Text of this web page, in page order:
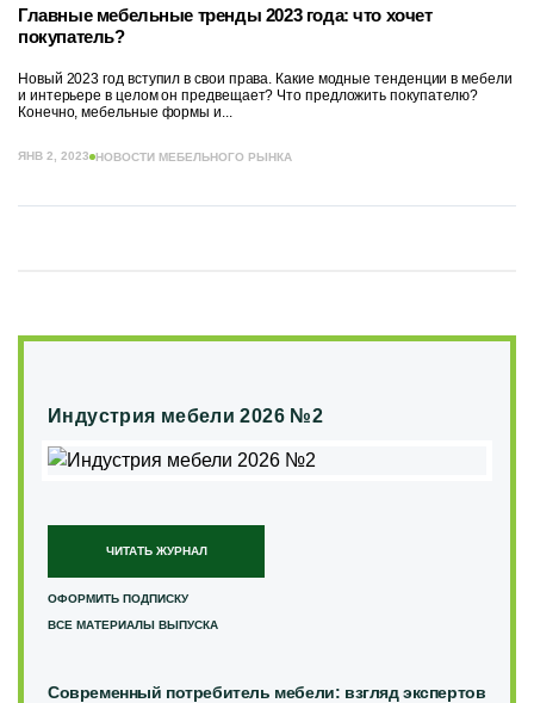
Главные мебельные тренды 2023 года: что хочет
покупатель?
Новый 2023 год вступил в свои права. Какие модные тенденции в мебели
и интерьере в целом он предвещает? Что предложить покупателю?
Конечно, мебельные формы и...
ЯНВ 2, 2023 НОВОСТИ МЕБЕЛЬНОГО РЫНКА
Индустрия мебели 2026 №2
ЧИТАТЬ ЖУРНАЛ
ОФОРМИТЬ ПОДПИСКУ
ВСЕ МАТЕРИАЛЫ ВЫПУСКА
Современный потребитель мебели: взгляд экспертов